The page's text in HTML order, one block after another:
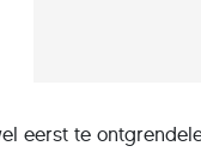
eerst te